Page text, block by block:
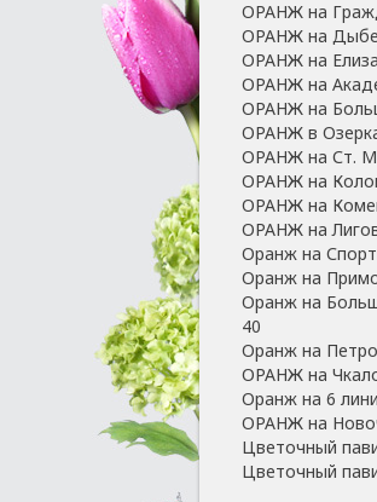
ОРАНЖ на
ОРАНЖ на
ОРАНЖ на
ОРАНЖ на
ОРАНЖ на
ОРАНЖ в
ОРАНЖ на Ст. М.
ОРАНЖ на
ОРАНЖ на
ОРАНЖ на
Оранж на
Оранж на
Оранж на
40
Оранж на
ОРАНЖ на
Оранж на 6
ОРАНЖ на
Цветочный
Цветочный